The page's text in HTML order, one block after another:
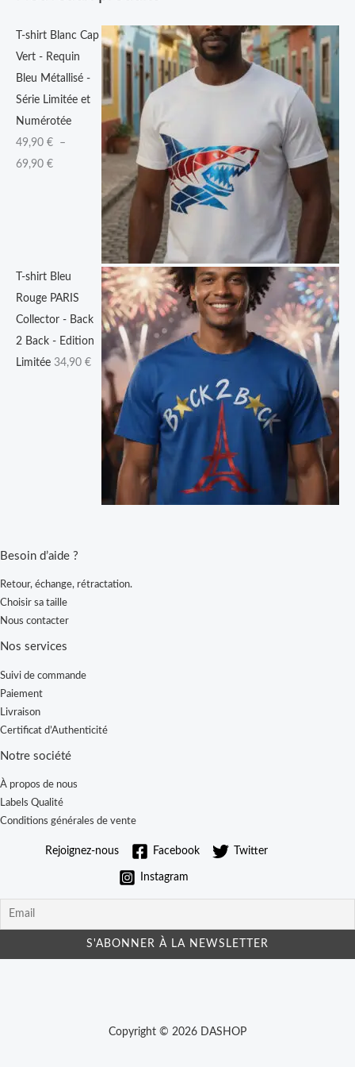
T-shirt Blanc Cap
Vert - Requin
Bleu Métallisé -
Série Limitée et
Numérotée
49,90 €
–
69,90 €
0
€
à
6
9
,
T-shirt Bleu
Rouge PARIS
Collector - Back
2 Back - Edition
Limitée 34,90 €
Besoin d’aide ?
Retour, échange, rétractation.
Choisir sa taille
Nous contacter
Nos services
Suivi de commande
Paiement
Livraison
Certificat d’Authenticité
Notre société
À propos de nous
Labels Qualité
Conditions générales de vente
Rejoignez-nous Facebook Twitter
Instagram
Copyright © 2026 DASHOP